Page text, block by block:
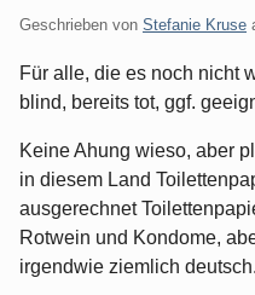
Geschrieben von Stefanie Kruse
Für alle, die es noch nicht
blind, bereits tot, ggf.
Keine Ahung wieso, aber
in diesem Land
ausgerechnet
Rotwein und Kondome,
irgendwie ziemlich deutsch.